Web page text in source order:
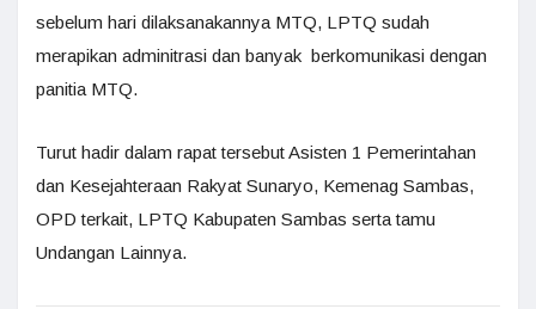
sebelum hari dilaksanakannya MTQ, LPTQ sudah
merapikan adminitrasi dan banyak berkomunikasi dengan
panitia MTQ.
Turut hadir dalam rapat tersebut Asisten 1 Pemerintahan
dan Kesejahteraan Rakyat Sunaryo, Kemenag Sambas,
OPD terkait, LPTQ Kabupaten Sambas serta tamu
Undangan Lainnya.